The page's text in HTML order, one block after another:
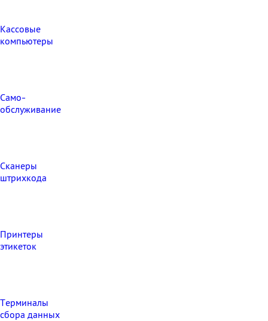
Кассовые
компьютеры
Само-
обслуживание
Сканеры
штрихкода
Принтеры
этикеток
Терминалы
сбора данных